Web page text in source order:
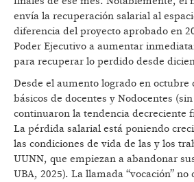
envía la recuperación salarial al
diferencia del proyecto aprobado en
Poder Ejecutivo a aumentar
para recuperar lo perdido desde
Desde el aumento logrado en octubre
básicos de docentes y Nodocentes
continuaron la tendencia decreciente
La pérdida salarial está poniendo
las condiciones de vida de las y los
UUNN, que empiezan a abandonar
UBA, 2025). La llamada “vocación” no